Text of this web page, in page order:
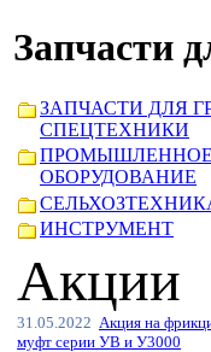
Запчасти
ЗАПЧАСТИ ДЛЯ
СПЕЦТЕХНИКИ
ОБОРУДОВАНИЕ
ИНСТРУМЕНТ
Акции
31.05.2022 Акция на
муфт серии УВ и У3000